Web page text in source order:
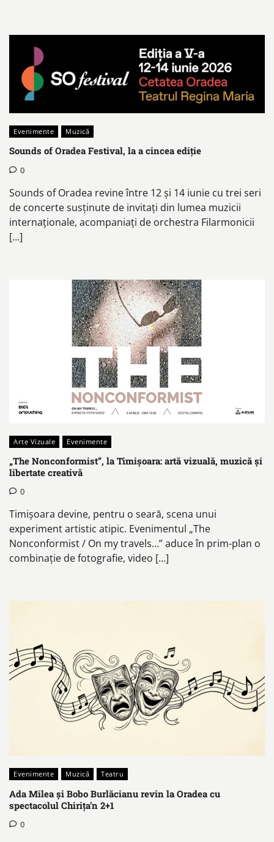
Evenimente Muzică
Sounds of Oradea Festival, la a cincea ediție
0
Sounds of Oradea revine între 12 și 14 iunie cu trei seri
de concerte susținute de invitați din lumea muzicii
internaționale, acompaniați de orchestra Filarmonicii
[…]
Arte Vizuale Evenimente
„The Nonconformist”, la Timișoara: artă vizuală, muzică și
libertate creativă
0
Timișoara devine, pentru o seară, scena unui
experiment artistic atipic. Evenimentul „The
Nonconformist / On my travels…” aduce în prim-plan o
combinație de fotografie, video […]
Evenimente Muzică Teatru
Ada Milea și Bobo Burlăcianu revin la Oradea cu
spectacolul Chirița’n 2+1
0